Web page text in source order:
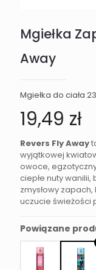
Mgiełka
Away
Mgiełka do ciała
19,49 zł
Revers Fly Away
wyjątkowej
owoce,
ciepłe nuty
zmysłowy
uczucie świeżości
Powiązane